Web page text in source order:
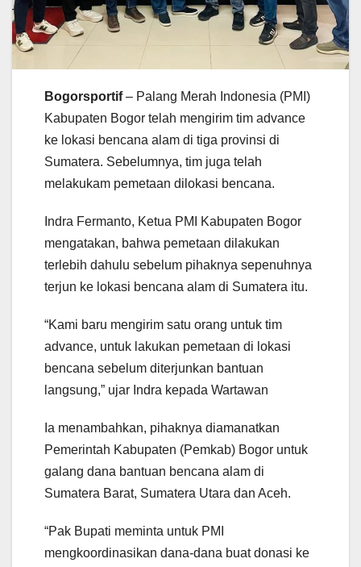
Bogorsportif– Palang Merah Indonesia (PMI)
Kabupaten Bogor telah mengirim tim advance
ke lokasi bencana alam di tiga provinsi di
Sumatera. Sebelumnya, tim juga telah
melakukam pemetaan dilokasi bencana.
Indra Fermanto, Ketua PMI Kabupaten Bogor
mengatakan, bahwa pemetaan dilakukan
terlebih dahulu sebelum pihaknya sepenuhnya
terjun ke lokasi bencana alam di Sumatera itu.
“Kami baru mengirim satu orang untuk tim
advance, untuk lakukan pemetaan di lokasi
bencana sebelum diterjunkan bantuan
langsung,” ujar Indra kepada Wartawan
Ia menambahkan, pihaknya diamanatkan
Pemerintah Kabupaten (Pemkab) Bogor untuk
galang dana bantuan bencana alam di
Sumatera Barat, Sumatera Utara dan Aceh.
“Pak Bupati meminta untuk PMI
mengkoordinasikan dana-dana buat donasi ke